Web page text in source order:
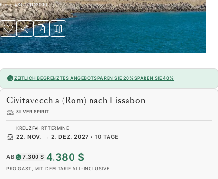
Reise#SL271122010
ZEITLICH BEGRENZTES ANGEBOTSPAREN SIE 20%SPAREN SIE 40%
Civitavecchia (Rom) nach Lissabon
SILVER SPIRIT
KREUZFAHRTTERMINE
22. NOV. → 2. DEZ. 2027 • 10 TAGE
AB 7.300 $ 4.380 $
PRO GAST, MIT DEM TARIF ALL-INCLUSIVE